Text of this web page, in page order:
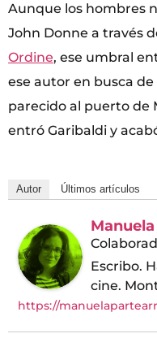
Aunque los hombres
John Donne a través
Ordine, ese umbral
ese autor en busca
parecido al puerto de
entró Garibaldi y
Autor Últimos artículos
Escribo.
cine.
https://